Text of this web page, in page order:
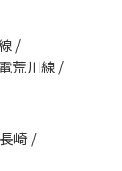
/
荒川線 /
崎 /